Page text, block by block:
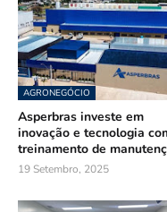
AGRONEGÓCIO
Asperbras investe em
inovação e tecnologia
treinamento de
19 Setembro, 2025